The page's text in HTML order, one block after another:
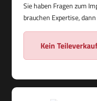
Sie haben Fragen zum
brauchen Expertise,
Kein